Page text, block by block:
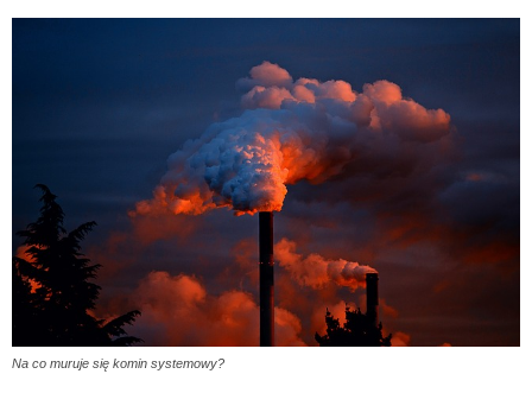
Na co muruje się komin systemowy?